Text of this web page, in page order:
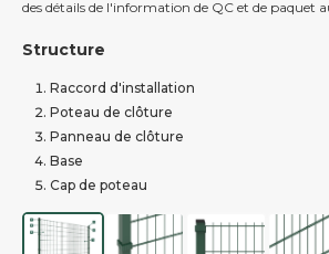
des détails de l'information de QC et de paquet
Structure
Raccord d'installation
Poteau de clôture
Panneau de clôture
Base
Cap de poteau